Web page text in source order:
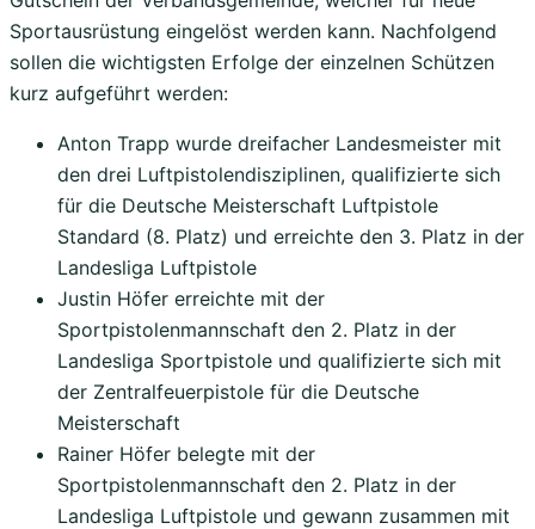
Sportausrüstung eingelöst werden kann. Nachfolgend
sollen die wichtigsten Erfolge der einzelnen Schützen
kurz aufgeführt werden:
Anton Trapp wurde dreifacher Landesmeister mit
den drei Luftpistolendisziplinen, qualifizierte sich
für die Deutsche Meisterschaft Luftpistole
Standard (8. Platz) und erreichte den 3. Platz in der
Landesliga Luftpistole
Justin Höfer erreichte mit der
Sportpistolenmannschaft den 2. Platz in der
Landesliga Sportpistole und qualifizierte sich mit
der Zentralfeuerpistole für die Deutsche
Meisterschaft
Rainer Höfer belegte mit der
Sportpistolenmannschaft den 2. Platz in der
Landesliga Luftpistole und gewann zusammen mit